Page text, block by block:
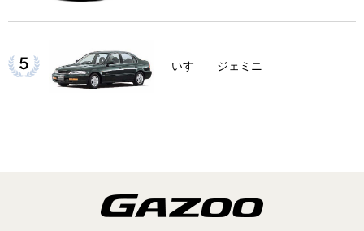
いすゞ ジェミニ